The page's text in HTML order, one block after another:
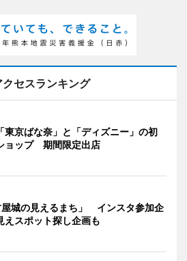
クセスランキング
東京ばな奈」と「ディズニー」の初
ョップ 期間限定出店
屋城の見えるまち」 インスタ参加企
えスポット探し企画も